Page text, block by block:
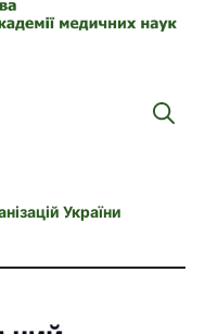
України